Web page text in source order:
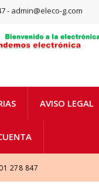
- admin@eleco-g.com
AVISO LEGAL
278 847